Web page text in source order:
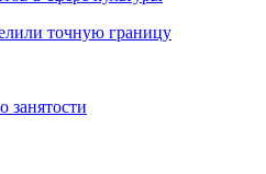
точную границу
занятости